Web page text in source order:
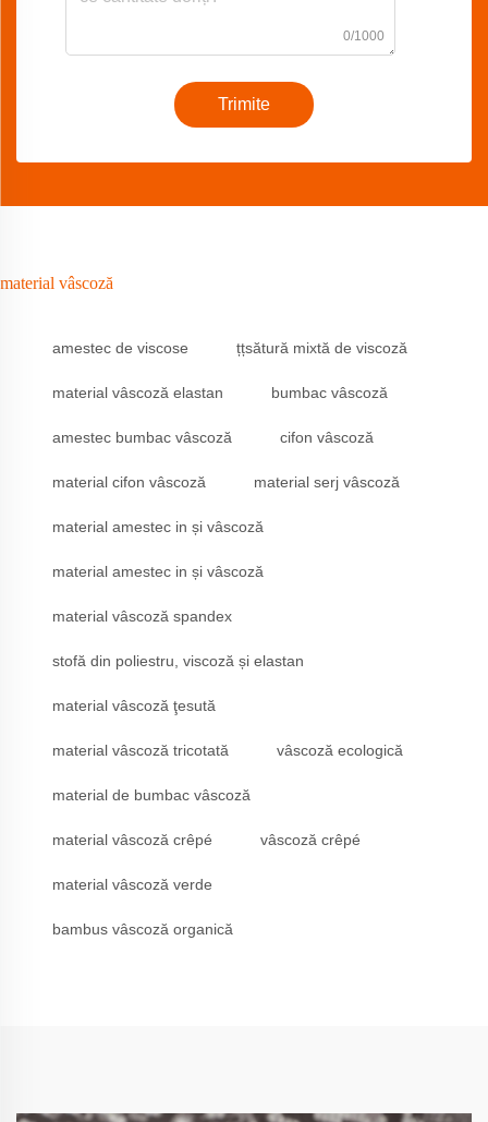
0/1000
Trimite
material vâscoză
amestec de viscose țțsătură mixtă de viscoză
material vâscoză elastan bumbac vâscoză
amestec bumbac vâscoză cifon vâscoză
material cifon vâscoză material serj vâscoză
material amestec in și vâscoză
material amestec in și vâscoză
material vâscoză spandex
stofă din poliestru, viscoză și elastan
material vâscoză ţesută
material vâscoză tricotată vâscoză ecologică
material de bumbac vâscoză
material vâscoză crêpé vâscoză crêpé
material vâscoză verde
bambus vâscoză organică